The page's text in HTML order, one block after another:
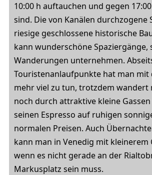
10:00 h auftauchen und gegen
sind. Die von Kanälen durchzogene
riesige geschlossene historische
kann wunderschöne Spaziergänge,
Wanderungen unternehmen.
Touristenanlaufpunkte hat man mit
mehr viel zu tun, trotzdem wandert
noch durch attraktive kleine
seinen Espresso auf ruhigen
normalen Preisen. Auch
kann man in Venedig mit kleinerem
wenn es nicht gerade an der
Markusplatz sein muss.